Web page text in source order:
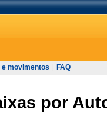
e movimentos FAQ
por